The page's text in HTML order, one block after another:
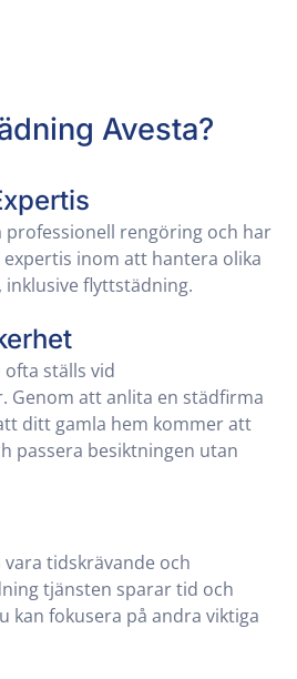
Avesta?
professionell rengöring och har
inom att hantera olika
flyttstädning.
ställs vid
Genom att anlita en städfirma
ditt gamla hem kommer att
passera besiktningen utan
vara tidskrävande och
tjänsten sparar tid och
kan fokusera på andra viktiga